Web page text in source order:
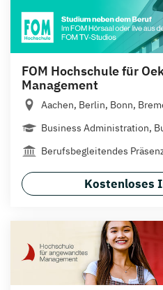
FOM Hochschule für
Management
Aachen, Berlin, Bonn,
Business Administration,
Berufsbegleitendes
Kostenloses